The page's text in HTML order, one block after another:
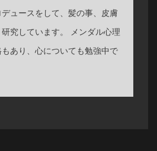
ュースをして、髪の事、皮膚
究しています。 メンダル心理
あり、心についても勉強中で